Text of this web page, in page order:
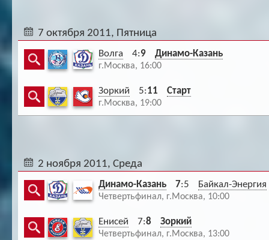
7 октября 2011, Пятница
Волга 4:9 Динамо-Казань
г.Москва, 16:00
Зоркий 5:11 Старт
г.Москва, 19:00
2 ноября 2011, Среда
Динамо-Казань 7:5 Байкал-Энергия
Четвертьфинал, г.Москва, 10:00
Енисей 7:8 Зоркий
Четвертьфинал, г.Москва, 13:00